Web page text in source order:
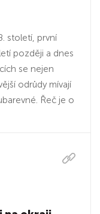
století, první
později a dnes
se nejen
odrůdy mívají
Řeč je o